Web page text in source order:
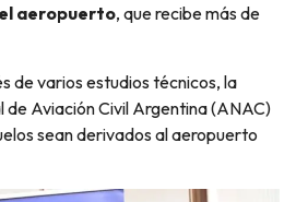
aeropuerto, que recibe más de
de varios estudios técnicos, la
de Aviación Civil Argentina (ANAC)
sean derivados al aeropuerto